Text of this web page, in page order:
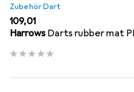
Zubehör Dart
EUR
109,01
Harrows Darts rubber mat